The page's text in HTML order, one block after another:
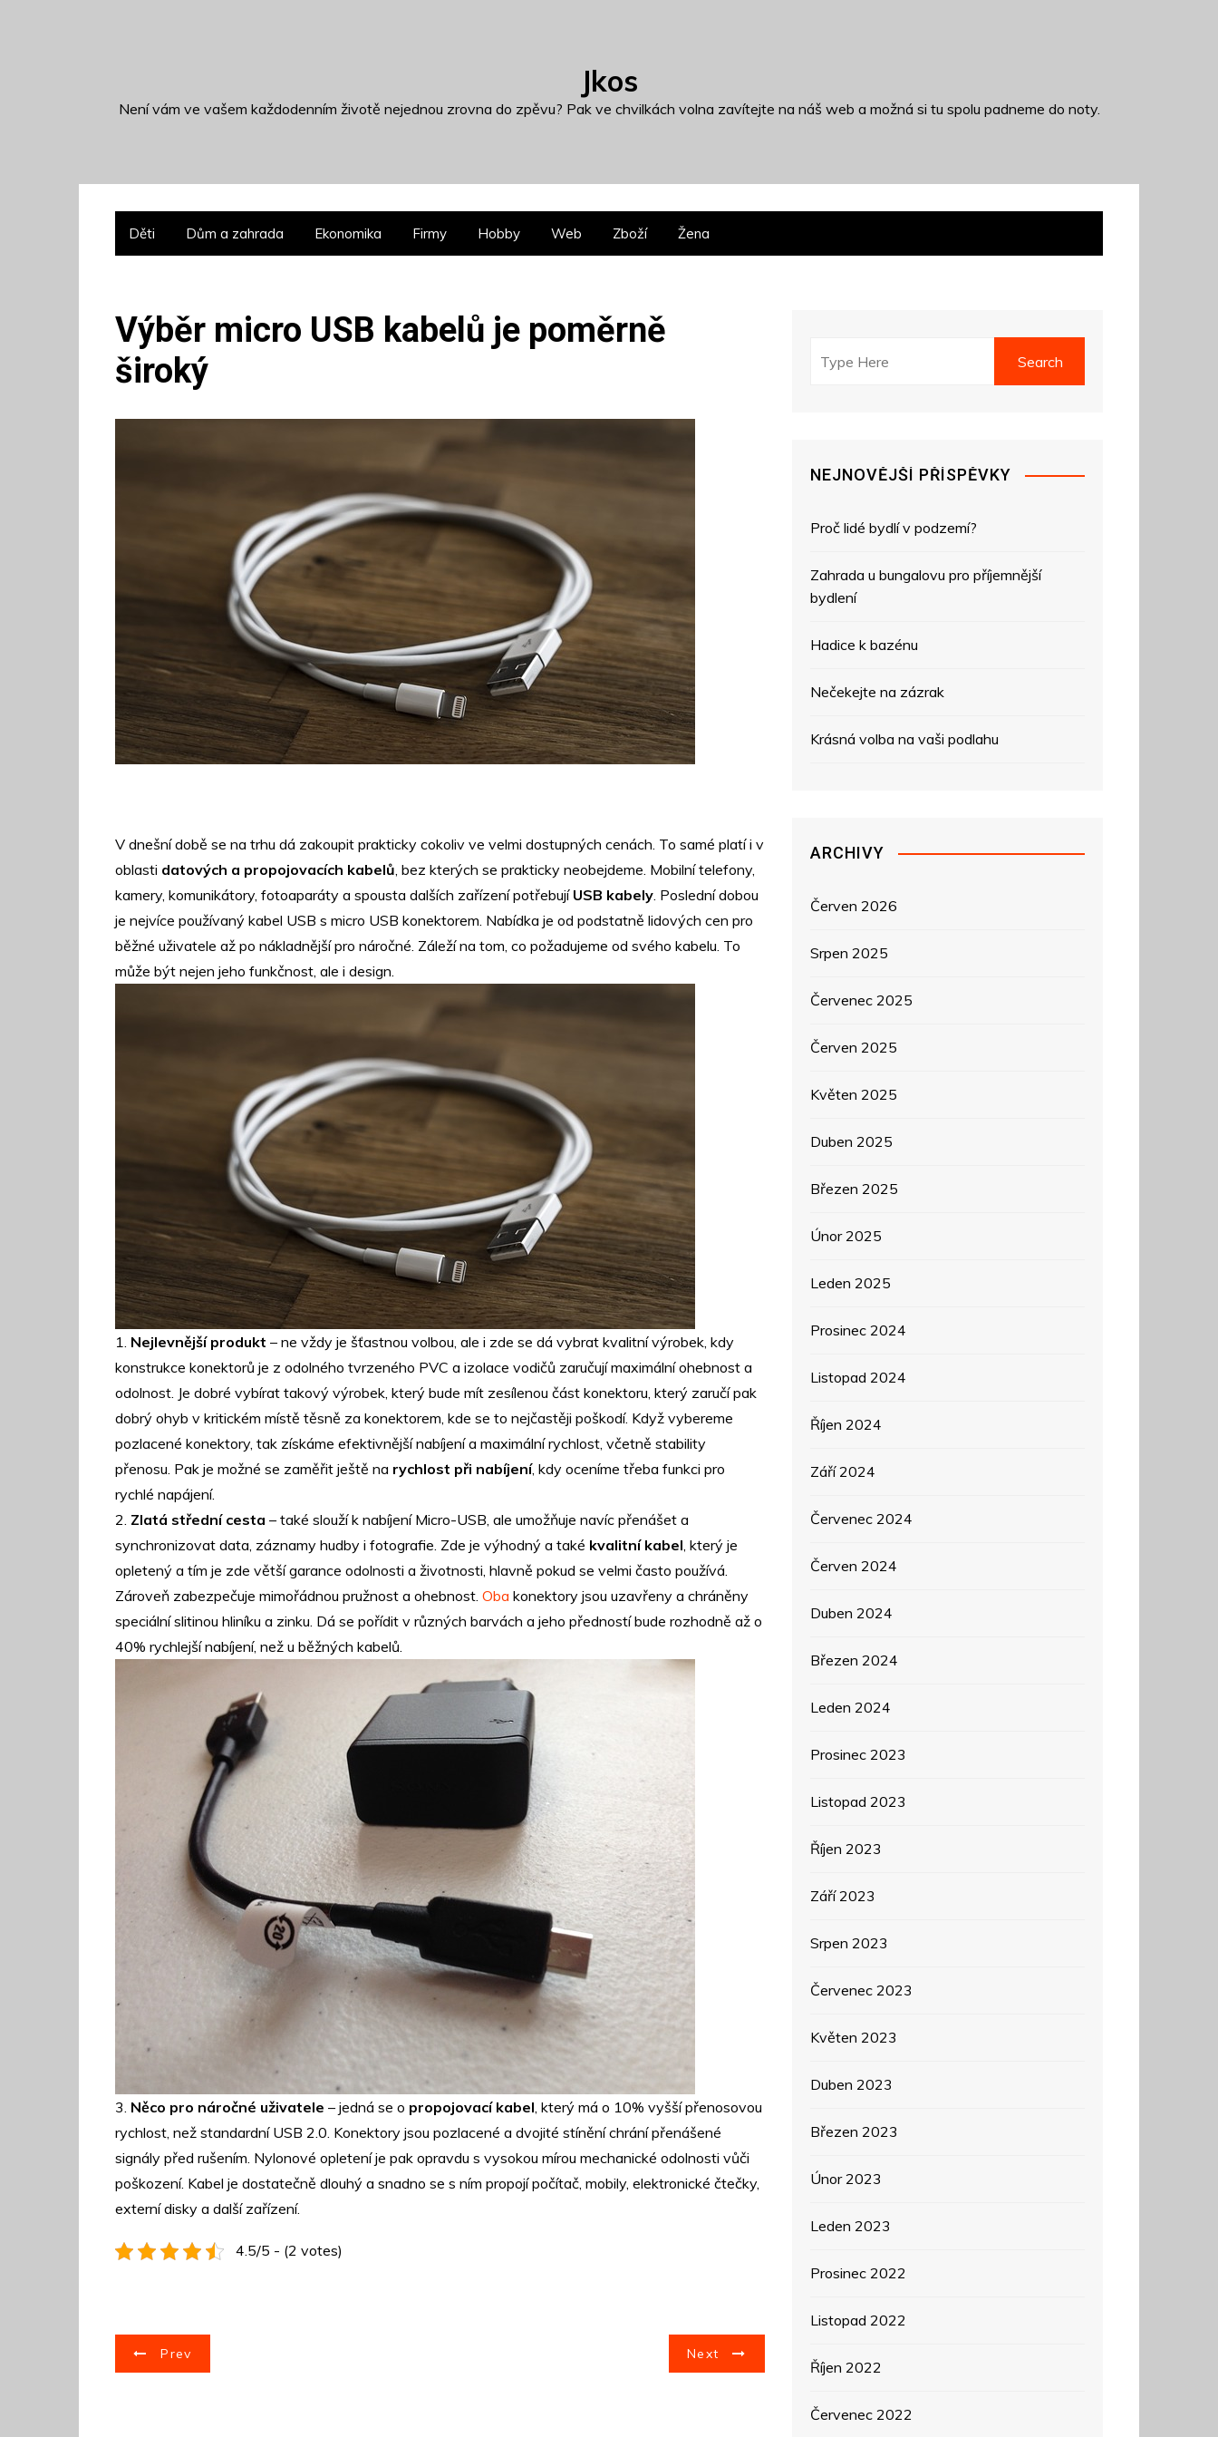
Jkos
Není vám ve vašem každodenním životě nejednou zrovna do zpěvu? Pak ve chvilkách volna zavítejte na náš web a možná si tu spolu padneme do noty.
Děti Dům a zahrada Ekonomika Firmy Hobby Web Zboží Žena
Výběr micro USB kabelů je poměrně
široký
V dnešní době se na trhu dá zakoupit prakticky cokoliv ve velmi dostupných cenách. To samé platí i v
oblasti datových a propojovacích kabelů, bez kterých se prakticky neobejdeme. Mobilní telefony,
kamery, komunikátory, fotoaparáty a spousta dalších zařízení potřebují USB kabely. Poslední dobou
je nejvíce používaný kabel USB s micro USB konektorem. Nabídka je od podstatně lidových cen pro
běžné uživatele až po nákladnější pro náročné. Záleží na tom, co požadujeme od svého kabelu. To
může být nejen jeho funkčnost, ale i design.
1. Nejlevnější produkt – ne vždy je šťastnou volbou, ale i zde se dá vybrat kvalitní výrobek, kdy
konstrukce konektorů je z odolného tvrzeného PVC a izolace vodičů zaručují maximální ohebnost a
odolnost. Je dobré vybírat takový výrobek, který bude mít zesílenou část konektoru, který zaručí pak
dobrý ohyb v kritickém místě těsně za konektorem, kde se to nejčastěji poškodí. Když vybereme
pozlacené konektory, tak získáme efektivnější nabíjení a maximální rychlost, včetně stability
přenosu. Pak je možné se zaměřit ještě na rychlost při nabíjení, kdy oceníme třeba funkci pro
rychlé napájení.
2. Zlatá střední cesta – také slouží k nabíjení Micro-USB, ale umožňuje navíc přenášet a
synchronizovat data, záznamy hudby i fotografie. Zde je výhodný a také kvalitní kabel, který je
opletený a tím je zde větší garance odolnosti a životnosti, hlavně pokud se velmi často používá.
Zároveň zabezpečuje mimořádnou pružnost a ohebnost. Oba konektory jsou uzavřeny a chráněny
speciální slitinou hliníku a zinku. Dá se pořídit v různých barvách a jeho předností bude rozhodně až o
40% rychlejší nabíjení, než u běžných kabelů.
3. Něco pro náročné uživatele – jedná se o propojovací kabel, který má o 10% vyšší přenosovou
rychlost, než standardní USB 2.0. Konektory jsou pozlacené a dvojité stínění chrání přenášené
signály před rušením. Nylonové opletení je pak opravdu s vysokou mírou mechanické odolnosti vůči
poškození. Kabel je dostatečně dlouhý a snadno se s ním propojí počítač, mobily, elektronické čtečky,
externí disky a další zařízení.
4.5/5 - (2 votes)
N
Prev Next
NEJNOVĚJŠÍ PŘÍSPĚVKY
Proč lidé bydlí v podzemí?
Zahrada u bungalovu pro příjemnější
bydlení
Hadice k bazénu
Nečekejte na zázrak
Krásná volba na vaši podlahu
ARCHIVY
Červen 2026
Srpen 2025
Červenec 2025
Červen 2025
Květen 2025
Duben 2025
Březen 2025
Únor 2025
Leden 2025
Prosinec 2024
Listopad 2024
Říjen 2024
Září 2024
Červenec 2024
Červen 2024
Duben 2024
Březen 2024
Leden 2024
Prosinec 2023
Listopad 2023
Říjen 2023
Září 2023
Srpen 2023
Červenec 2023
Květen 2023
Duben 2023
Březen 2023
Únor 2023
Leden 2023
Prosinec 2022
Listopad 2022
Říjen 2022
Červenec 2022